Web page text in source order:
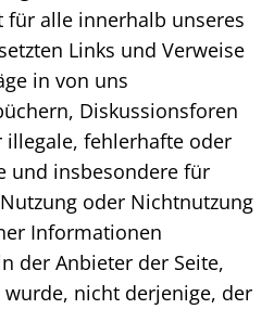
für alle innerhalb unseres
Links und Verweise
in von uns
Diskussionsforen
fehlerhafte oder
und insbesondere für
oder Nichtnutzung
Informationen
der Anbieter der Seite,
nicht derjenige, der